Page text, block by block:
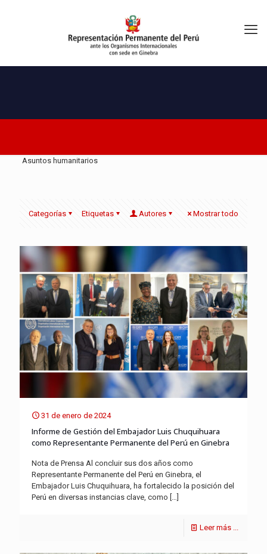
Asuntos humanitarios
Categorías Etiquetas Autores Mostrar todo
31 de enero de 2024
Informe de Gestión del Embajador Luis Chuquihuara
como Representante Permanente del Perú en Ginebra
Nota de Prensa Al concluir sus dos años como
Representante Permanente del Perú en Ginebra, el
Embajador Luis Chuquihuara, ha fortalecido la posición del
Perú en diversas instancias clave, como […]
Leer más ...